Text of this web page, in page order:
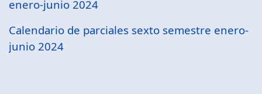
enero-junio 2024
Calendario de parciales sexto semestre enero-
junio 2024